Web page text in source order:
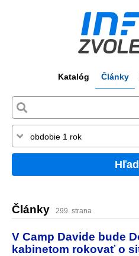
Katalóg Články
Články 299. strana
V Camp Davide bude
kabinetom rokovať o